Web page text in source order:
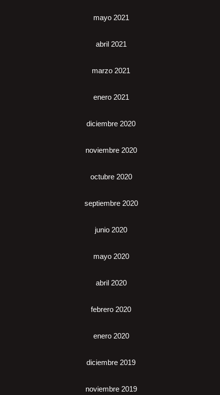
mayo 2021
abril 2021
marzo 2021
enero 2021
diciembre 2020
noviembre 2020
octubre 2020
septiembre 2020
junio 2020
mayo 2020
abril 2020
febrero 2020
enero 2020
diciembre 2019
noviembre 2019